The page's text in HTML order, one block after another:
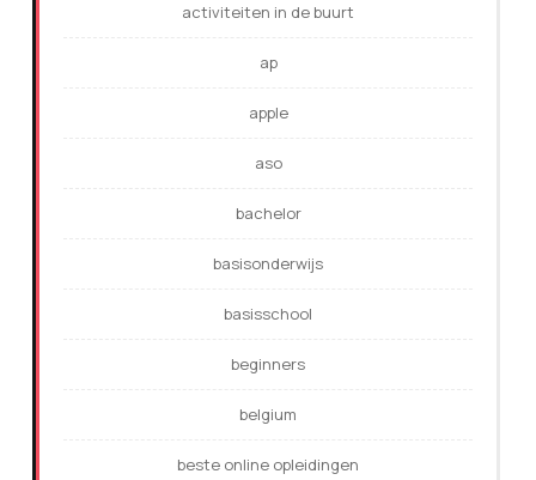
activiteiten in de buurt
ap
apple
aso
bachelor
basisonderwijs
basisschool
beginners
belgium
beste online opleidingen